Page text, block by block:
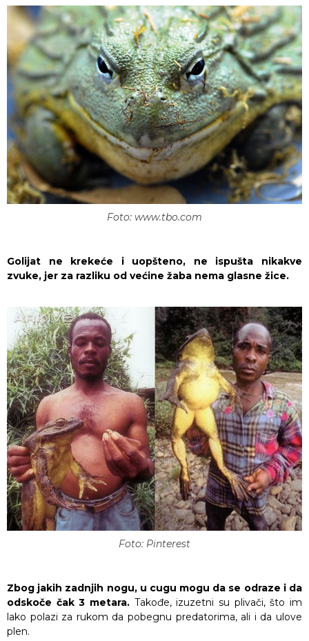
Foto: www.tbo.com
Golijat ne krekeće i uopšteno, ne ispušta nikakve
zvuke, jer za razliku od većine žaba nema glasne žice.
Foto: Pinterest
Zbog jakih zadnjih nogu, u cugu mogu da se odraze i da
odskoče čak 3 metara. Takođe, izuzetni su plivači, što im
lako polazi za rukom da pobegnu predatorima, ali i da ulove
plen.